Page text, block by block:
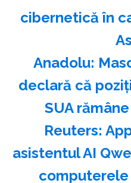
cibernetică în
Anadolu:
declară că
SUA
Reuters:
asistentul AI
computerele